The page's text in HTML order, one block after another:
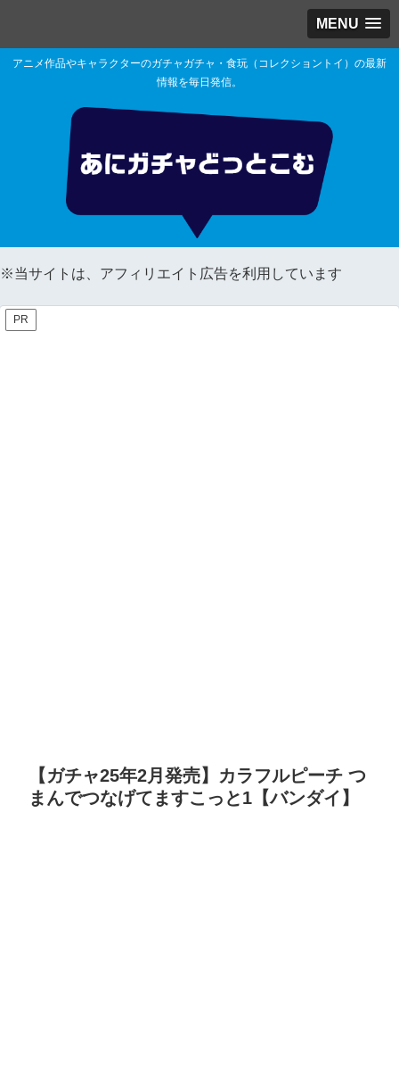
MENU
アニメ作品やキャラクターのガチャガチャ・食玩（コレクショントイ）の最新
情報を毎日発信。
※当サイトは、アフィリエイト広告を利用しています
PR
【ガチャ25年2月発売】カラフルピーチ つ
まんでつなげてますこっと1【バンダイ】